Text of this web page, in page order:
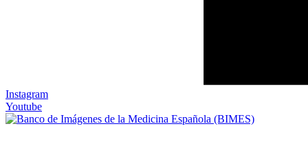
Instagram
Youtube